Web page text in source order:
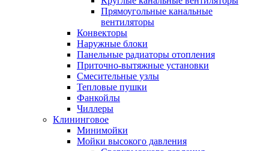
Прямоугольные канальные
вентиляторы
Конвекторы
Наружные блоки
Панельные радиаторы отопления
Приточно-вытяжные установки
Смесительные узлы
Тепловые пушки
Фанкойлы
Чиллеры
Клининговое
Минимойки
Мойки высокого давления